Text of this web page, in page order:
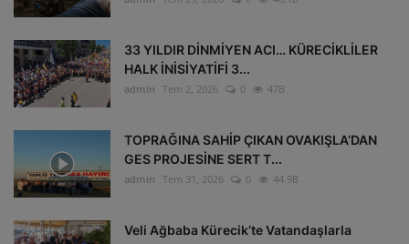
33 YILDIR DİNMİYEN ACI… KÜRECİKLİLER
HALK İNİSİYATİFİ 3...
admin Tem 2, 2026 0 47B
TOPRAĞINA SAHİP ÇIKAN OVAKIŞLA’DAN
GES PROJESİNE SERT T...
admin Tem 31, 2026 0 44.9B
Veli Ağbaba Kürecik’te Vatandaşlarla